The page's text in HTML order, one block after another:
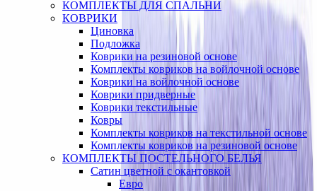
КОМПЛЕКТЫ ДЛЯ СПАЛЬНИ
КОВРИКИ
Циновка
Подложка
Коврики на резиновой основе
Комплекты ковриков на войлочной основе
Коврики на войлочной основе
Коврики придверные
Коврики текстильные
Ковры
Комплекты ковриков на текстильной основе
Комплекты ковриков на резиновой основе
КОМПЛЕКТЫ ПОСТЕЛЬНОГО БЕЛЬЯ
Сатин цветной с окантовкой
Евро